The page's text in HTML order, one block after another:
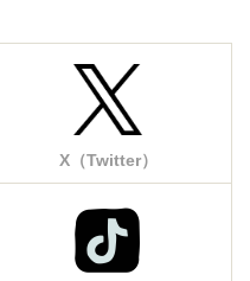
X（Twitter）